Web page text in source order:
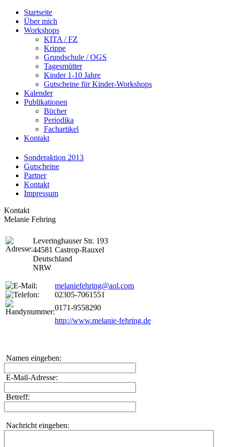
Startseite
Über mich
Workshops
KITA / FZ
Krippe
Grundschule / OGS
Tagesmütter
Kinder 1-10 Jahre
Gutscheine für Kinder-Workshops
Kalender
Publikationen
Bücher
Periodika
Fachartikel
Kontakt
Sonderaktion 2013
Gutscheine
Partner
Kontakt
Impressum
Kontakt
Melanie Fehring
Leveringhauser Str. 193
44581 Castrop-Rauxel
Deutschland
NRW
melaniefehring@aol.com
02305-7061551
0171-9558290
http://www.melanie-fehring.de
Namen eingeben:
E-Mail-Adresse:
Betreff:
Nachricht eingeben: